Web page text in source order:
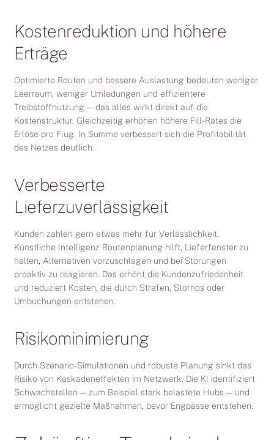
Kostenreduktion und höhere
Erträge
Optimierte Routen und bessere Auslastung bedeuten weniger
Leerraum, weniger Umladungen und effizientere
Treibstoffnutzung — das alles wirkt direkt auf die
Kostenstruktur. Gleichzeitig erhöhen höhere Fill-Rates die
Erlöse pro Flug. In Summe verbessert sich die Profitabilität
des Netzes deutlich.
Verbesserte
Lieferzuverlässigkeit
Kunden zahlen gern etwas mehr für Verlässlichkeit.
Künstliche Intelligenz Routenplanung hilft, Lieferfenster zu
halten, Alternativen vorzuschlagen und bei Störungen
proaktiv zu reagieren. Das erhöht die Kundenzufriedenheit
und reduziert Kosten, die durch Strafen, Stornos oder
Umbuchungen entstehen.
Risikominimierung
Durch Szenario-Simulationen und robuste Planung sinkt das
Risiko von Kaskadeneffekten im Netzwerk. Die KI identifiziert
Schwachstellen — zum Beispiel stark belastete Hubs — und
ermöglicht gezielte Maßnahmen, bevor Engpässe entstehen.